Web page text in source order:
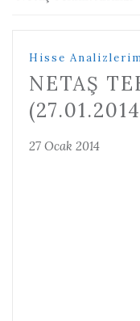
Hisse
NETAŞ
27 Ocak 2014